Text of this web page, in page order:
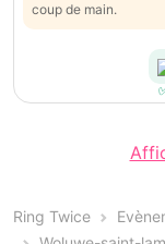
coup de main.
Ring Twice